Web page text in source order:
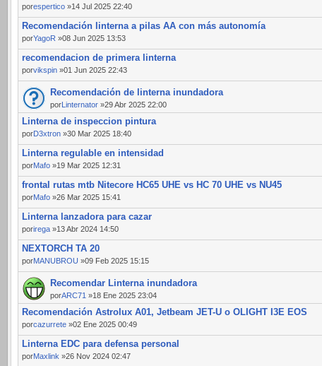
porespertico »14 Jul 2025 22:40
Recomendación linterna a pilas AA con más autonomía
porYagoR »08 Jun 2025 13:53
recomendacion de primera linterna
porvikspin »01 Jun 2025 22:43
Recomendación de linterna inundadora
porLinternator »29 Abr 2025 22:00
Linterna de inspeccion pintura
porD3xtron »30 Mar 2025 18:40
Linterna regulable en intensidad
porMafo »19 Mar 2025 12:31
frontal rutas mtb Nitecore HC65 UHE vs HC 70 UHE vs NU45
porMafo »26 Mar 2025 15:41
Linterna lanzadora para cazar
porirega »13 Abr 2024 14:50
NEXTORCH TA 20
porMANUBROU »09 Feb 2025 15:15
Recomendar Linterna inundadora
porARC71 »18 Ene 2025 23:04
Recomendación Astrolux A01, Jetbeam JET-U o OLIGHT I3E EOS
porcazurrete »02 Ene 2025 00:49
Linterna EDC para defensa personal
porMaxlink »26 Nov 2024 02:47